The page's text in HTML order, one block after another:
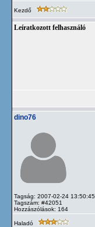
Kezdő
Leíratkozott felhasználó
dino76
Tagság: 2007-02-24 13:50:45
Tagszám: #42051
Hozzászólások: 164
Haladó